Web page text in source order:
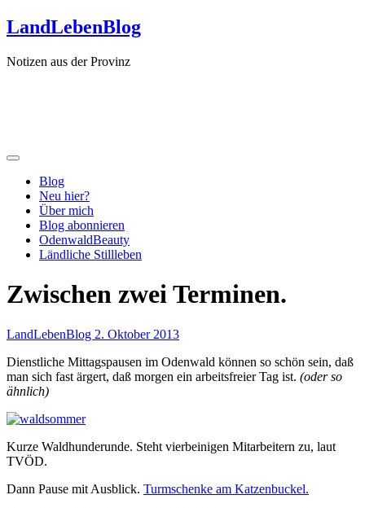
Zum
Inhalt
LandLebenBlog
Notizen aus der Provinz
Blog
Neu hier?
Über mich
Blog abonnieren
OdenwaldBeauty
Ländliche Stillleben
Zwischen zwei Terminen.
LandLebenBlog 2. Oktober 2013
Dienstliche Mittagspausen im Odenwald können so schön sein, daß
man sich fast ärgert, daß morgen ein arbeitsfreier Tag ist. (oder so
ähnlich)
Kurze Waldhunderunde. Steht vierbeinigen Mitarbeitern zu, laut
TVÖD.
Dann Pause mit Ausblick. Turmschenke am Katzenbuckel.